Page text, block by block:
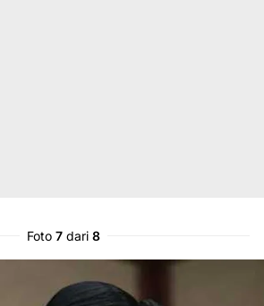
Foto 7 dari 8